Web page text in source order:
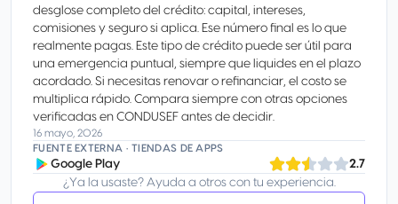
desglose completo del crédito: capital, intereses,
comisiones y seguro si aplica. Ese número final es lo que
realmente pagas. Este tipo de crédito puede ser útil para
una emergencia puntual, siempre que liquides en el plazo
acordado. Si necesitas renovar o refinanciar, el costo se
multiplica rápido. Compara siempre con otras opciones
verificadas en CONDUSEF antes de decidir.
16 mayo, 2026
FUENTE EXTERNA · TIENDAS DE APPS
Google Play
2.7
¿Ya la usaste? Ayuda a otros con tu experiencia.